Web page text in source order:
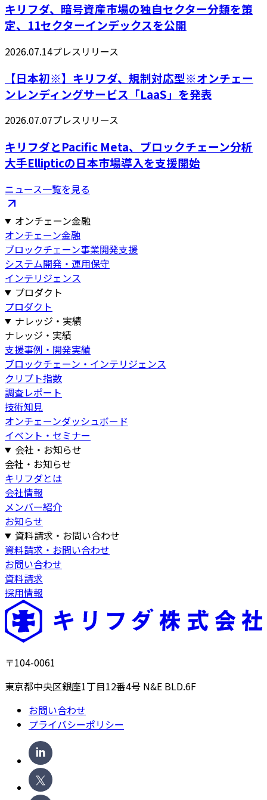
キリフダ、暗号資産市場の独自セクター分類を策
定、11セクターインデックスを公開
2026.07.14プレスリリース
【日本初※】キリフダ、規制対応型※オンチェー
ンレンディングサービス「LaaS」を発表
2026.07.07プレスリリース
キリフダとPacific Meta、ブロックチェーン分析
大手Ellipticの日本市場導入を支援開始
ニュース一覧を見る
オンチェーン金融
オンチェーン金融
ブロックチェーン事業開発支援
システム開発・運用保守
インテリジェンス
プロダクト
プロダクト
ナレッジ・実績
ナレッジ・実績
支援事例・開発実績
ブロックチェーン・インテリジェンス
クリプト指数
調査レポート
技術知見
オンチェーンダッシュボード
イベント・セミナー
会社・お知らせ
会社・お知らせ
キリフダとは
会社情報
メンバー紹介
お知らせ
資料請求・お問い合わせ
資料請求・お問い合わせ
お問い合わせ
資料請求
採用情報
〒104-0061
東京都中央区銀座1丁目12番4号 N&E BLD.6F
お問い合わせ
プライバシーポリシー